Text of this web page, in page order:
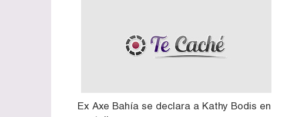
Ex Axe Bahía se declara a Kathy Bodis en